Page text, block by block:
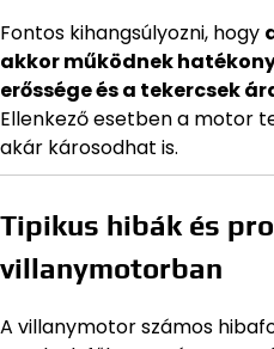
Fontos kihangsúlyozni, hogy
akkor működnek
erőssége és a tekercsek
Ellenkező esetben a motor
akár károsodhat is.
Tipikus hibák és
villanymotorban
A villanymotor számos